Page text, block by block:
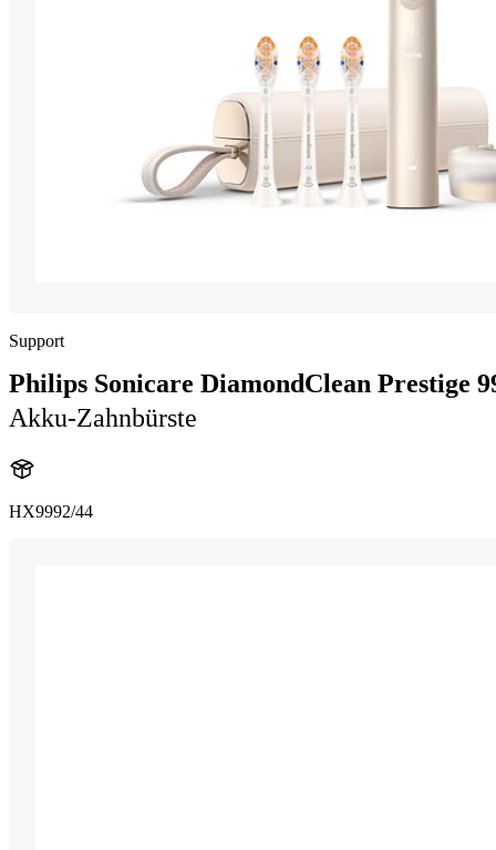
Support
Philips Sonicare DiamondClean Prestige
Akku-Zahnbürste
HX9992/44